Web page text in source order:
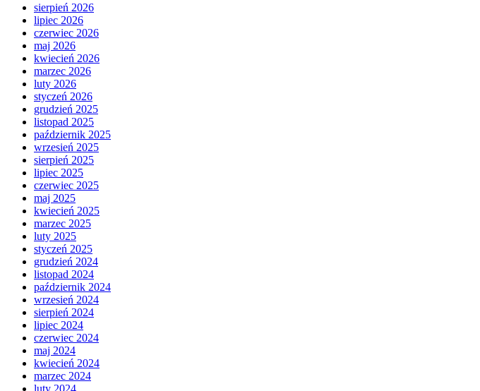
sierpień 2026
lipiec 2026
czerwiec 2026
maj 2026
kwiecień 2026
marzec 2026
luty 2026
styczeń 2026
grudzień 2025
listopad 2025
październik 2025
wrzesień 2025
sierpień 2025
lipiec 2025
czerwiec 2025
maj 2025
kwiecień 2025
marzec 2025
luty 2025
styczeń 2025
grudzień 2024
listopad 2024
październik 2024
wrzesień 2024
sierpień 2024
lipiec 2024
czerwiec 2024
maj 2024
kwiecień 2024
marzec 2024
luty 2024